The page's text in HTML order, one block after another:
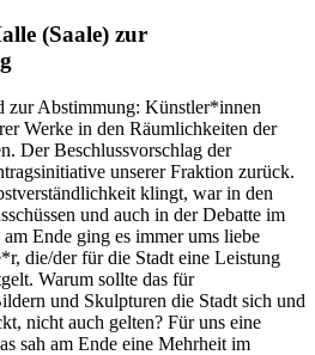
(Saale) zur
zur Abstimmung: Künstler*innen
Werke in den Räumlichkeiten der
Der Beschlussvorschlag der
unserer Fraktion zurück.
klingt, war in den
und auch in der Debatte im
Ende ging es immer ums liebe
die/der für die Stadt eine Leistung
Warum sollte das für
und Skulpturen die Stadt sich und
nicht auch gelten? Für uns eine
sah am Ende eine Mehrheit im